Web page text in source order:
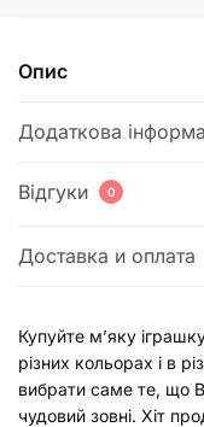
Опис
Додаткова
Відгуки 0
Доставка и оплата
Купуйте м’яку
різних кольорах і в
вибрати саме те, що
чудовий зовні. Хіт